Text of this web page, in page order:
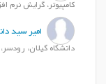
کامپیوتر، گرایش نرم
امیر سید
دانشگاه گیلان، رودسر،